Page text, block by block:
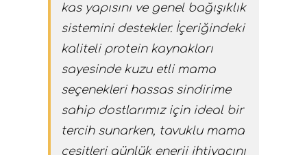
kas yapısını ve genel bağışıklık
sistemini destekler. İçeriğindeki
kaliteli protein kaynakları
sayesinde kuzu etli mama
seçenekleri hassas sindirime
sahip dostlarımız için ideal bir
tercih sunarken, tavuklu mama
çeşitleri günlük enerji ihtiyacını